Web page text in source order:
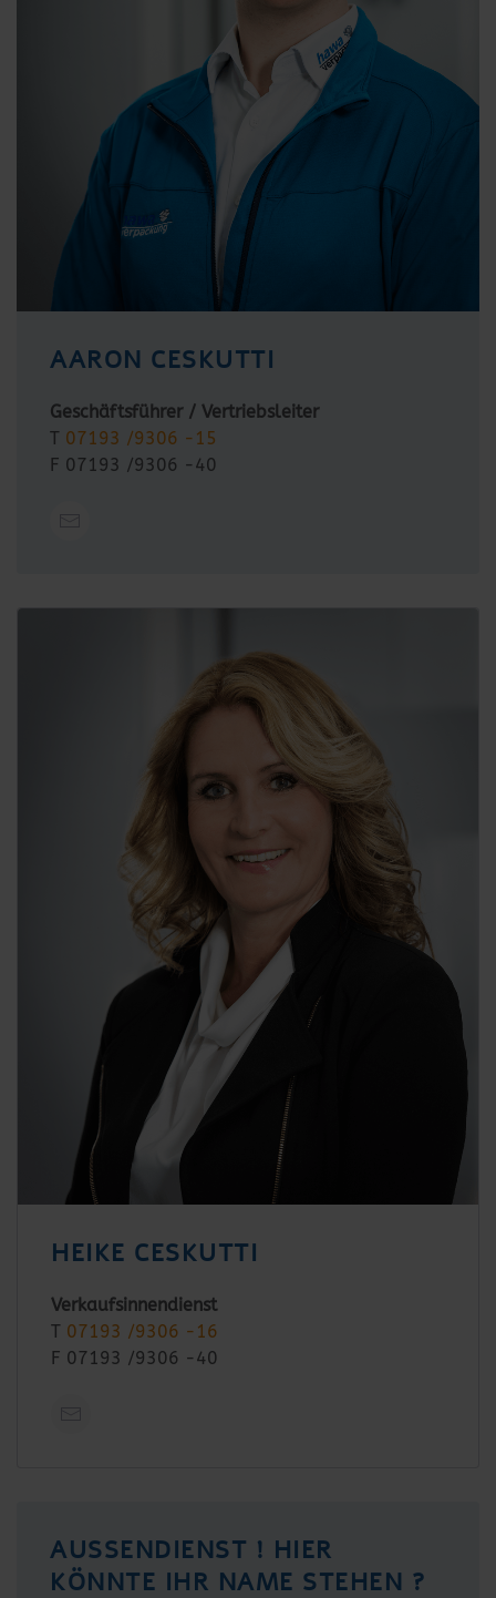
AARON CESKUTTI
Geschäftsführer / Vertriebsleiter
T 07193 /9306 -15
F 07193 /9306 -40
HEIKE CESKUTTI
Verkaufsinnendienst
T 07193 /9306 -16
F 07193 /9306 -40
AUSSENDIENST ! HIER K
ÖNNTE IHR NAME STEHEN ?